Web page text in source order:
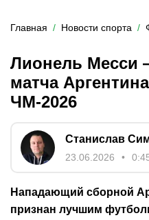
Главная Новости спорта
Лионель Месси
матча
ЧМ-2026
Станислав
23.06.2026
Нападающий сборной
признан лучшим